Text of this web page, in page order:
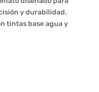
y durabilidad.
tintas base agua y